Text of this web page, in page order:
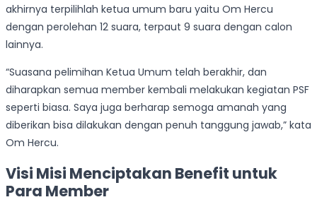
akhirnya terpilihlah ketua umum baru yaitu Om Hercu
dengan perolehan 12 suara, terpaut 9 suara dengan calon
lainnya.
“Suasana pelimihan Ketua Umum telah berakhir, dan
diharapkan semua member kembali melakukan kegiatan PSF
seperti biasa. Saya juga berharap semoga amanah yang
diberikan bisa dilakukan dengan penuh tanggung jawab,” kata
Om Hercu.
Visi Misi Menciptakan Benefit untuk
Para Member